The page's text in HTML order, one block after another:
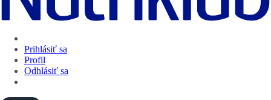
Prihlásiť sa
Profil
Odhlásiť sa